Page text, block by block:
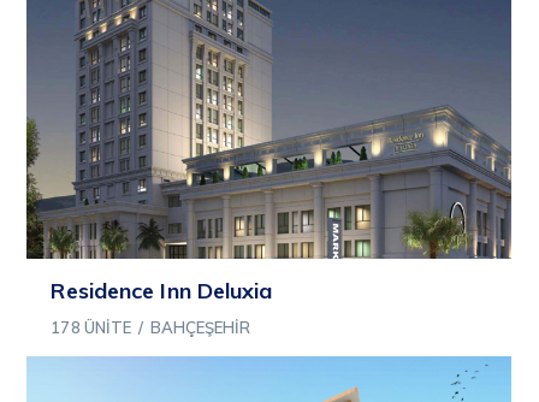
Residence Inn Deluxia
178 ÜNITE / BAHÇEŞEHIR